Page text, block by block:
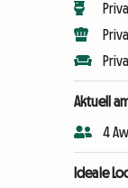
Aktuell
4
Ideale